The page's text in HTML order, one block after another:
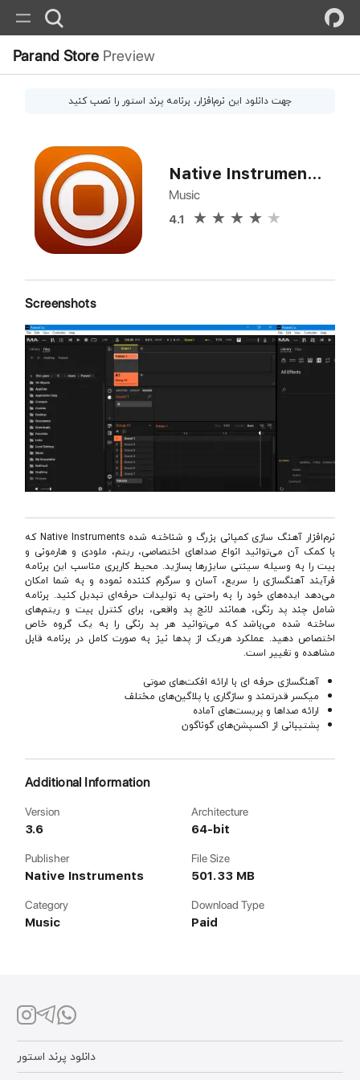
Parand Store Preview
جهت دانلود این نرم‌افزار، برنامه پرند استور را نصب کنید
Native Instruments Maschine
Music
4.1
Screenshots
نرم‌افزار آهنگ سازی کمپانی بزرگ و شناخته شده Native Instruments که
با کمک آن می‌توانید انواع صداهای اختصاصی، ریتم، ملودی و هارمونی و
بیت را به وسیله سینتی سایزرها بسازید. محیط کاربری مناسب این برنامه
فرآیند آهنگسازی را سریع، آسان و سرگرم کننده نموده و به شما امکان
می‌دهد ایده‌های خود را به راحتی به تولیدات حرفه‌ای تبدیل کنید. برنامه
شامل چند پد رنگی، همانند لانچ پد واقعی، برای کنترل بیت و ریتم‌های
ساخته شده می‌باشد که می‌توانید هر پد رنگی را به یک گروه خاص
اختصاص دهید. عملکرد هریک از پدها نیز به صورت کامل در برنامه قابل
مشاهده و تغییر است.
آهنگسازی حرفه ای با ارائه افکت‌های صوتی
میکسر قدرتمند و سازگاری با پلاگین‌های مختلف
ارائه صداها و پریست‌های آماده
پشتیبانی از اکسپشن‌های گوناگون
Additional Information
Version
3.6
Architecture
64-bit
Publisher
Native Instruments
File Size
501.33 MB
Category
Music
Download Type
Paid
دانلود پرند استور